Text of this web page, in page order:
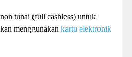
tunai (full cashless) untuk
menggunakan kartu elektronik